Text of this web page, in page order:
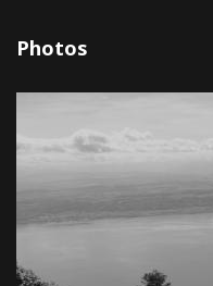
Photos